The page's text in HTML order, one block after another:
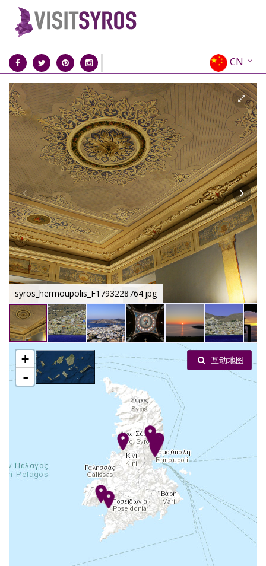
CN
EN
EL
FR
DE
IT
ES
RU
syros_hermoupolis_F1793228764.jpg
+
-
互动地图